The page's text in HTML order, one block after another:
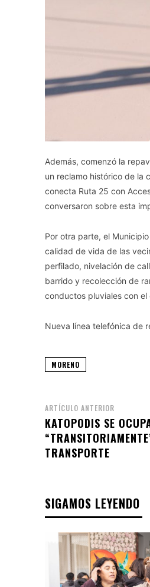
Además, comenzó la
un reclamo histórico de la
conecta Ruta 25 con
conversaron sobre esta
Por otra parte, el
calidad de vida de las
perfilado, nivelación de
barrido y recolección de
conductos pluviales con
Nueva línea telefónica de
MORENO
ARTÍCULO ANTERIOR
KATOPODIS SE
TRANSPORTE
SIGAMOS LEYENDO